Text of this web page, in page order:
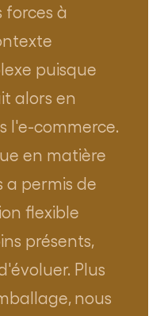
forces à
puisque
alors en
l'e-commerce.
en matière
permis de
flexible
présents,
Plus
nous